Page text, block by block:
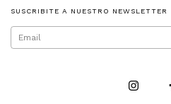
SUSCRIBITE A NUESTRO NEWSLETTER